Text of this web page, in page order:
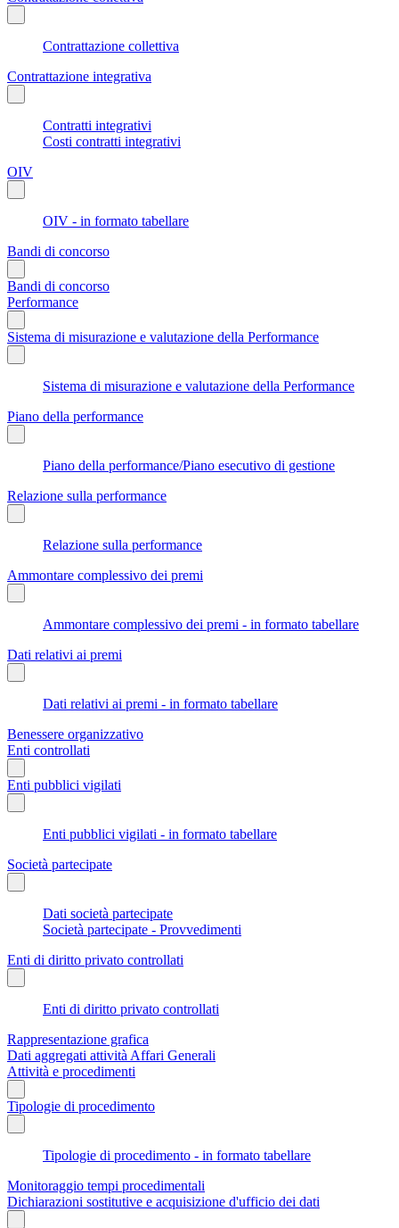
Contrattazione collettiva
Contrattazione integrativa
Contratti integrativi
Costi contratti integrativi
OIV
OIV - in formato tabellare
Bandi di concorso
Bandi di concorso
Performance
Sistema di misurazione e valutazione della Performance
Sistema di misurazione e valutazione della Performance
Piano della performance
Piano della performance/Piano esecutivo di gestione
Relazione sulla performance
Relazione sulla performance
Ammontare complessivo dei premi
Ammontare complessivo dei premi - in formato tabellare
Dati relativi ai premi
Dati relativi ai premi - in formato tabellare
Benessere organizzativo
Enti controllati
Enti pubblici vigilati
Enti pubblici vigilati - in formato tabellare
Società partecipate
Dati società partecipate
Società partecipate - Provvedimenti
Enti di diritto privato controllati
Enti di diritto privato controllati
Rappresentazione grafica
Dati aggregati attività Affari Generali
Attività e procedimenti
Tipologie di procedimento
Tipologie di procedimento - in formato tabellare
Monitoraggio tempi procedimentali
Dichiarazioni sostitutive e acquisizione d'ufficio dei dati